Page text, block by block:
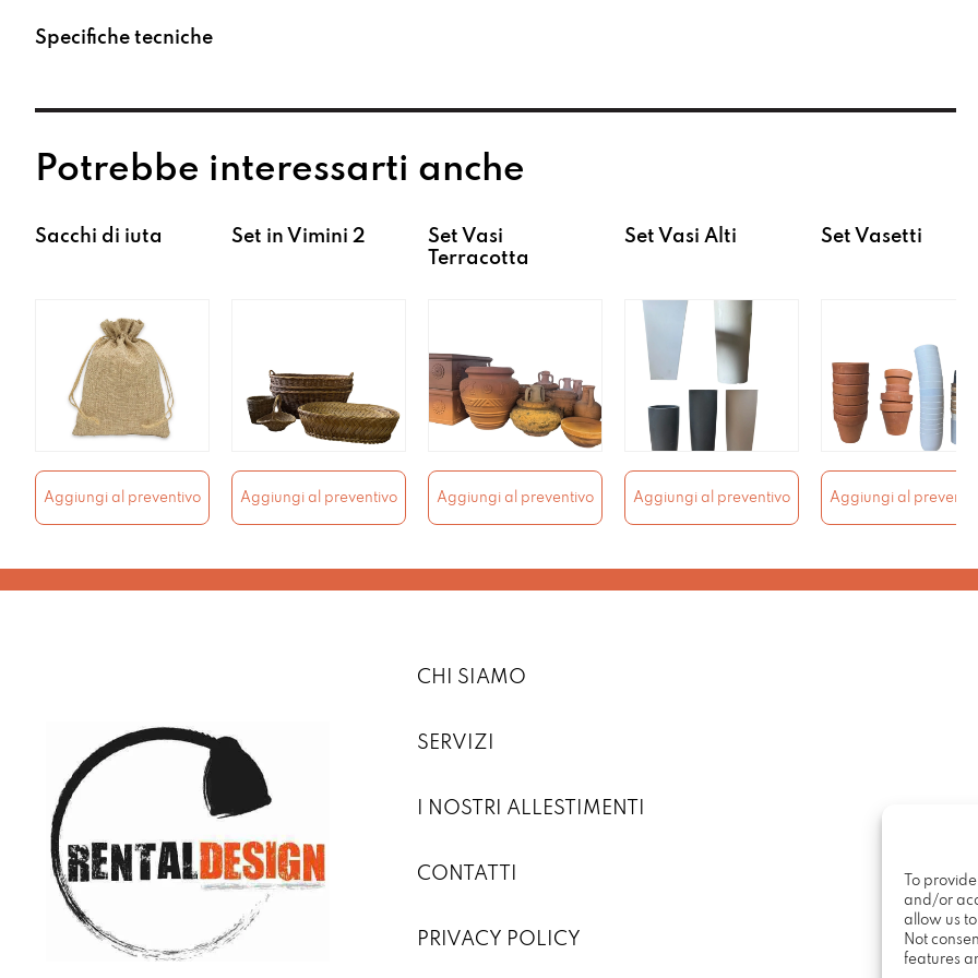
To
and/or
allow us
Not
features
Specifiche tecniche
Potrebbe interessarti anche
Sacchi di iuta
Aggiungi al preventivo
Set in Vimini 2
Aggiungi al preventivo
Set Vasi
Terracotta
Aggiungi al preventivo
Set Vasi Alti
Aggiungi al preventivo
Set Vasetti
Aggiungi al
CHI SIAMO
SERVIZI
I NOSTRI ALLESTIMENTI
CONTATTI
PRIVACY POLICY